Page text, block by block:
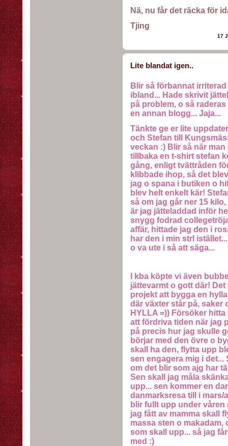
Nä, nu får det räcka för
Tjing
17
Lite blandat igen..
Blir så förbannat
ibland... Hade skrivit
på problem, o så
en annan blogg... Jaja...
Tänkte ge er lite
och Stefan till
veckan :) Blir så när
tillbaka en t-shirt stefan
gång, enligt tvättråden
klibbade ihop, så det
jag o spana i butiken o
blev helt enkelt kär!
så om jag går ner 15
är jag jätteladdad inför
snygg fodrad
affär, hittade jag den i
har den i min strl
o va ute i så att säga...
I kba köpte vi även
jättevarmt o gott där!
projekt att bygga en
där växter står på, saker
HYLLA =)) Försöker
att fördriva tiden när jag
på precis hur jag skulle
börjar med den övre o
skall ha den, flytta upp
sen engagera mig i
om det blir som ajg har
Sen skall jag måla
upp... sen kommer en
danmarksresa till i mars/
blir fullt upp under våren
jag fått av mamma skall
massa sten o makadam,
som skall upp... så jag
med :)